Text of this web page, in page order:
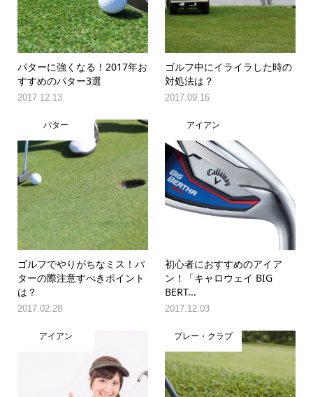
パターに強くなる！2017年お
すすめのパター3選
2017.12.13
ゴルフ中にイライラした時の
対処法は？
2017.09.16
パター
ゴルフでやりがちなミス！パ
ターの際注意すべきポイント
は？
2017.02.28
アイアン
初心者におすすめのアイア
ン！「キャロウェイ BIG
BERT...
2017.12.03
アイアン プレー・クラブ